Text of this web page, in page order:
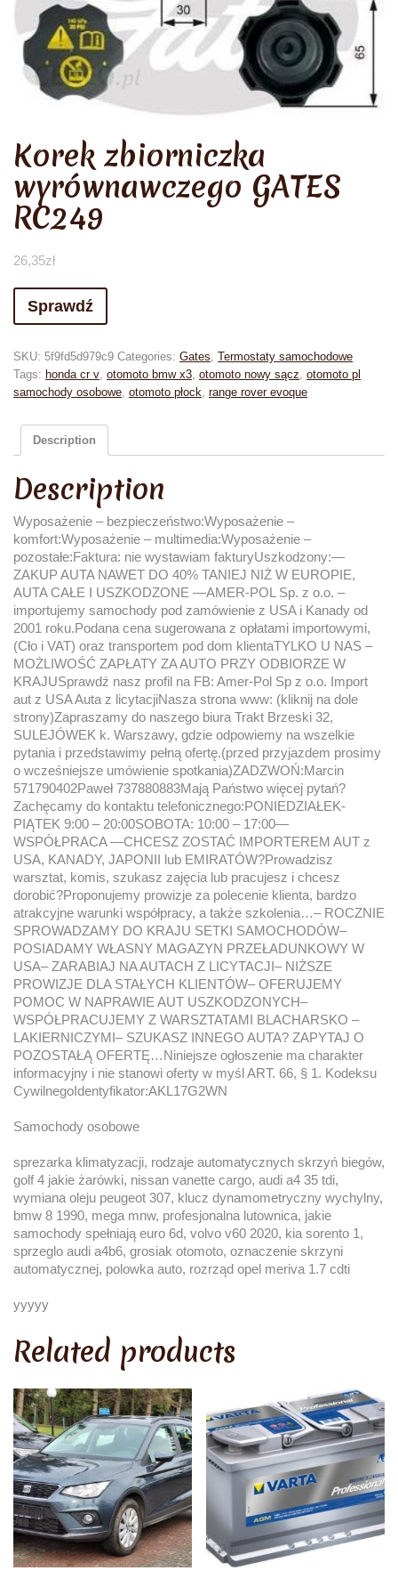
Korek zbiorniczka
wyrównawczego GATES
RC249
26,35zł
Sprawdź
SKU: 5f9fd5d979c9 Categories: Gates, Termostaty samochodowe
Tags: honda cr v, otomoto bmw x3, otomoto nowy sącz, otomoto pl
samochody osobowe, otomoto płock, range rover evoque
Description
Description
Wyposażenie – bezpieczeństwo:Wyposażenie –
komfort:Wyposażenie – multimedia:Wyposażenie –
pozostałe:Faktura: nie wystawiam fakturyUszkodzony:—
ZAKUP AUTA NAWET DO 40% TANIEJ NIŻ W EUROPIE,
AUTA CAŁE I USZKODZONE —AMER-POL Sp. z o.o. –
importujemy samochody pod zamówienie z USA i Kanady od
2001 roku.Podana cena sugerowana z opłatami importowymi,
(Cło i VAT) oraz transportem pod dom klientaTYLKO U NAS –
MOŻLIWOŚĆ ZAPŁATY ZA AUTO PRZY ODBIORZE W
KRAJUSprawdź nasz profil na FB: Amer-Pol Sp z o.o. Import
aut z USA Auta z licytacjiNasza strona www: (kliknij na dole
strony)Zapraszamy do naszego biura Trakt Brzeski 32,
SULEJÓWEK k. Warszawy, gdzie odpowiemy na wszelkie
pytania i przedstawimy pełną ofertę.(przed przyjazdem prosimy
o wcześniejsze umówienie spotkania)ZADZWOŃ:Marcin
571790402Paweł 737880883Mają Państwo więcej pytań?
Zachęcamy do kontaktu telefonicznego:PONIEDZIAŁEK-
PIĄTEK 9:00 – 20:00SOBOTA: 10:00 – 17:00—
WSPÓŁPRACA —CHCESZ ZOSTAĆ IMPORTEREM AUT z
USA, KANADY, JAPONII lub EMIRATÓW?Prowadzisz
warsztat, komis, szukasz zajęcia lub pracujesz i chcesz
dorobić?Proponujemy prowizje za polecenie klienta, bardzo
atrakcyjne warunki współpracy, a także szkolenia…– ROCZNIE
SPROWADZAMY DO KRAJU SETKI SAMOCHODÓW–
POSIADAMY WŁASNY MAGAZYN PRZEŁADUNKOWY W
USA– ZARABIAJ NA AUTACH Z LICYTACJI– NIŻSZE
PROWIZJE DLA STAŁYCH KLIENTÓW– OFERUJEMY
POMOC W NAPRAWIE AUT USZKODZONYCH–
WSPÓŁPRACUJEMY Z WARSZTATAMI BLACHARSKO –
LAKIERNICZYMI– SZUKASZ INNEGO AUTA? ZAPYTAJ O
POZOSTAŁĄ OFERTĘ…Niniejsze ogłoszenie ma charakter
informacyjny i nie stanowi oferty w myśl ART. 66, § 1. Kodeksu
CywilnegoIdentyfikator:AKL17G2WN
Samochody osobowe
sprezarka klimatyzacji, rodzaje automatycznych skrzyń biegów,
golf 4 jakie żarówki, nissan vanette cargo, audi a4 35 tdi,
wymiana oleju peugeot 307, klucz dynamometryczny wychylny,
bmw 8 1990, mega mnw, profesjonalna lutownica, jakie
samochody spełniają euro 6d, volvo v60 2020, kia sorento 1,
sprzeglo audi a4b6, grosiak otomoto, oznaczenie skrzyni
automatycznej, polowka auto, rozrząd opel meriva 1.7 cdti
yyyyy
Related products